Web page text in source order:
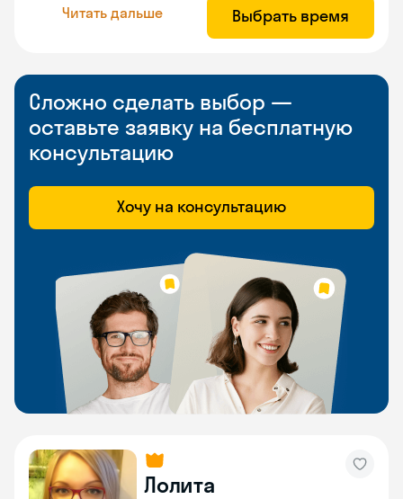
Читать дальше Выбрать время
Сложно сделать выбор —
оставьте заявку на бесплатную
консультацию
Хочу на консультацию
Лолита